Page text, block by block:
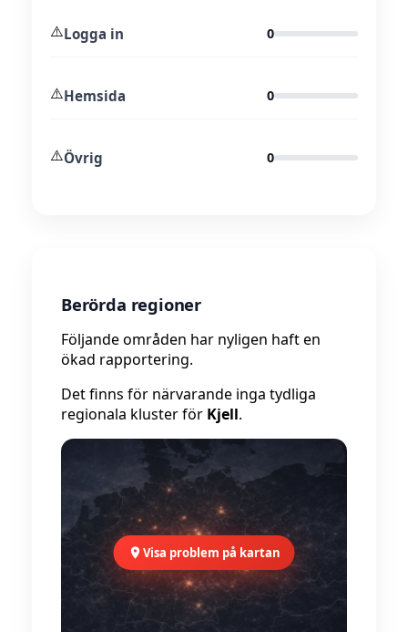
⚠️Logga in 0
⚠️Hemsida 0
⚠️Övrig 0
Berörda regioner
Följande områden har nyligen haft en
ökad rapportering.
Det finns för närvarande inga tydliga
regionala kluster för Kjell.
Visa problem på kartan